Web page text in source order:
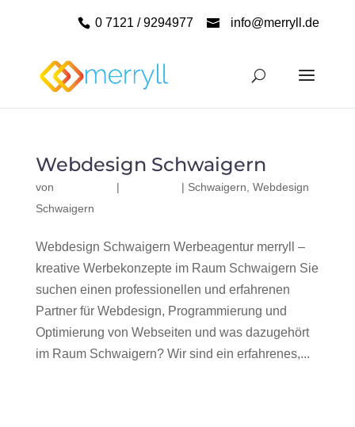
0 7121 / 9294977 info@merryll.de
Webdesign Schwaigern
von | | Schwaigern Webdesign
Schwaigern
Webdesign Schwaigern Werbeagentur merryll –
kreative Werbekonzepte im Raum Schwaigern Sie
suchen einen professionellen und erfahrenen
Partner für Webdesign, Programmierung und
Optimierung von Webseiten und was dazugehört
im Raum Schwaigern? Wir sind ein erfahrenes,...